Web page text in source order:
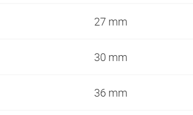
27 mm
30 mm
36 mm